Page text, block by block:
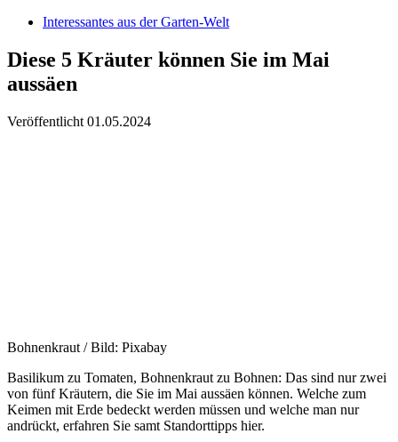
Interessantes aus der Garten-Welt
Diese 5 Kräuter können Sie im Mai
aussäen
Veröffentlicht 01.05.2024
Bohnenkraut / Bild: Pixabay
Basilikum zu Tomaten, Bohnenkraut zu Bohnen: Das sind nur zwei
von fünf Kräutern, die Sie im Mai aussäen können. Welche zum
Keimen mit Erde bedeckt werden müssen und welche man nur
andrückt, erfahren Sie samt Standorttipps hier.